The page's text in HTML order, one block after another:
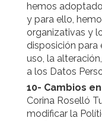
hemos
y para ello,
organizativas y
disposición para
uso, la
a los Datos
10- Cambios
Corina Roselló
modificar la